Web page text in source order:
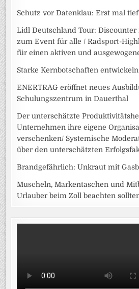
Schutz vor Datenklau: Erst mal
Lidl Deutschland Tour: Discounter
zum Event für alle / Radsport-
für einen aktiven und
Starke Kernbotschaften
ENERTRAG eröffnet neues
Schulungszentrum in Dauerthal
Der unterschätzte
Unternehmen ihre eigene
verschenken/ Systemische
über den unterschätzten
Brandgefährlich: Unkraut mit
Muscheln, Markentaschen und
Urlauber beim Zoll beachten